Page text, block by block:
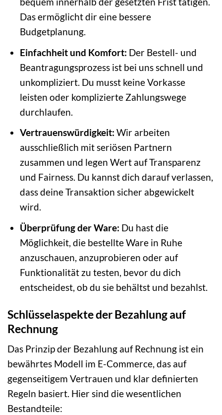
Das ermöglicht dir eine bessere
Budgetplanung.
Einfachheit und Komfort: Der Bestell- und
Beantragungsprozess ist bei uns schnell und
unkompliziert. Du musst keine Vorkasse
leisten oder komplizierte Zahlungswege
durchlaufen.
Vertrauenswürdigkeit: Wir arbeiten
ausschließlich mit seriösen Partnern
zusammen und legen Wert auf Transparenz
und Fairness. Du kannst dich darauf verlassen,
dass deine Transaktion sicher abgewickelt
wird.
Überprüfung der Ware: Du hast die
Möglichkeit, die bestellte Ware in Ruhe
anzuschauen, anzuprobieren oder auf
Funktionalität zu testen, bevor du dich
entscheidest, ob du sie behältst und bezahlst.
Schlüsselaspekte der Bezahlung auf
Rechnung
Das Prinzip der Bezahlung auf Rechnung ist ein
bewährtes Modell im E-Commerce, das auf
gegenseitigem Vertrauen und klar definierten
Regeln basiert. Hier sind die wesentlichen
Bestandteile: